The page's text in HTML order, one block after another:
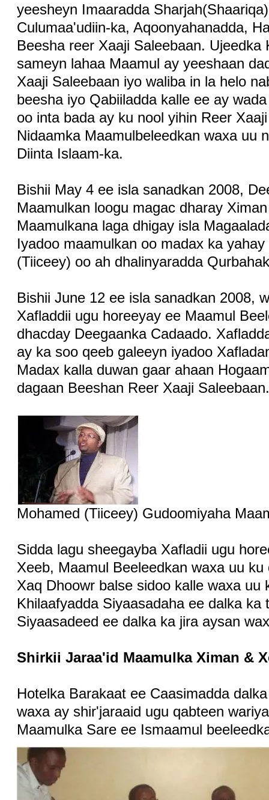
yeesheyn Imaaradda
Culumaa'udiin-ka, Aqoonyahanadda,
Beesha reer Xaaji Saleebaan.
sameyn lahaa Maamul ay yeeshaan
Xaaji Saleebaan iyo waliba in la helo
beesha iyo Qabiiladda kalle ee ay
oo inta bada ay ku nool yihin Reer
Nidaamka Maamulbeleedkan waxa uu
Diinta Islaam-ka.
Bishii May 4 ee isla sanadkan 2008,
Maamulkan loogu magac dharay
Maamulkana laga dhigay isla
Iyadoo maamulkan oo madax ka
(Tiiceey) oo ah dhalinyaradda
Bishii June 12 ee isla sanadkan 2008,
Xafladdii ugu horeeyay ee Maamul
dhacday Deegaanka Cadaado.
ay ka soo qeeb galeeyn iyadoo
Madax kalla duwan gaar ahaan
dagaan Beeshan Reer Xaaji
Mohamed (Tiiceey) Gudoomiyaha
Sidda lagu sheegayba Xafladii ugu
Xeeb, Maamul Beeleedkan waxa uu
Xaq Dhoowr balse sidoo kalle waxa uu
Khilaafyadda Siyaasadaha ee dalka ka
Siyaasadeed ee dalka ka jira aysan
Shirkii Jaraa'id Maamulka Ximan &
Hotelka Barakaat ee Caasimadda
waxa ay shir'jaraaid ugu qabteen
Maamulka Sare ee Ismaamul